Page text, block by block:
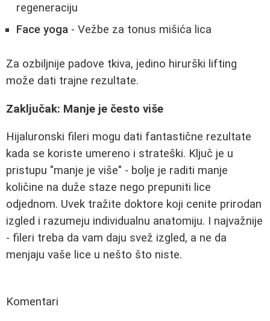
regeneraciju
Face yoga - Vežbe za tonus mišića lica
Za ozbiljnije padove tkiva, jedino hirurški lifting
može dati trajne rezultate.
Zaključak: Manje je često više
Hijaluronski fileri mogu dati fantastične rezultate
kada se koriste umereno i strateški. Ključ je u
pristupu "manje je više" - bolje je raditi manje
količine na duže staze nego prepuniti lice
odjednom. Uvek tražite doktore koji cenite prirodan
izgled i razumeju individualnu anatomiju. I najvažnije
- fileri treba da vam daju svež izgled, a ne da
menjaju vaše lice u nešto što niste.
Komentari